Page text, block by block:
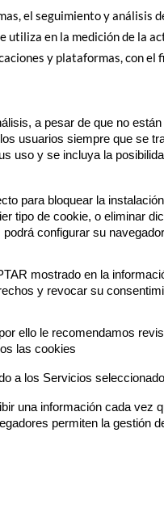
el seguimiento y análisis
en la medición de la
y plataformas, con
a pesar de que no
usuarios siempre que se
uso y se incluya la
para bloquear la
tipo de cookie, o eliminar
configurar su
mostrado en la
y revocar su
ello le recomendamos
las cookies
a los Servicios
una información cada
permiten la gestión